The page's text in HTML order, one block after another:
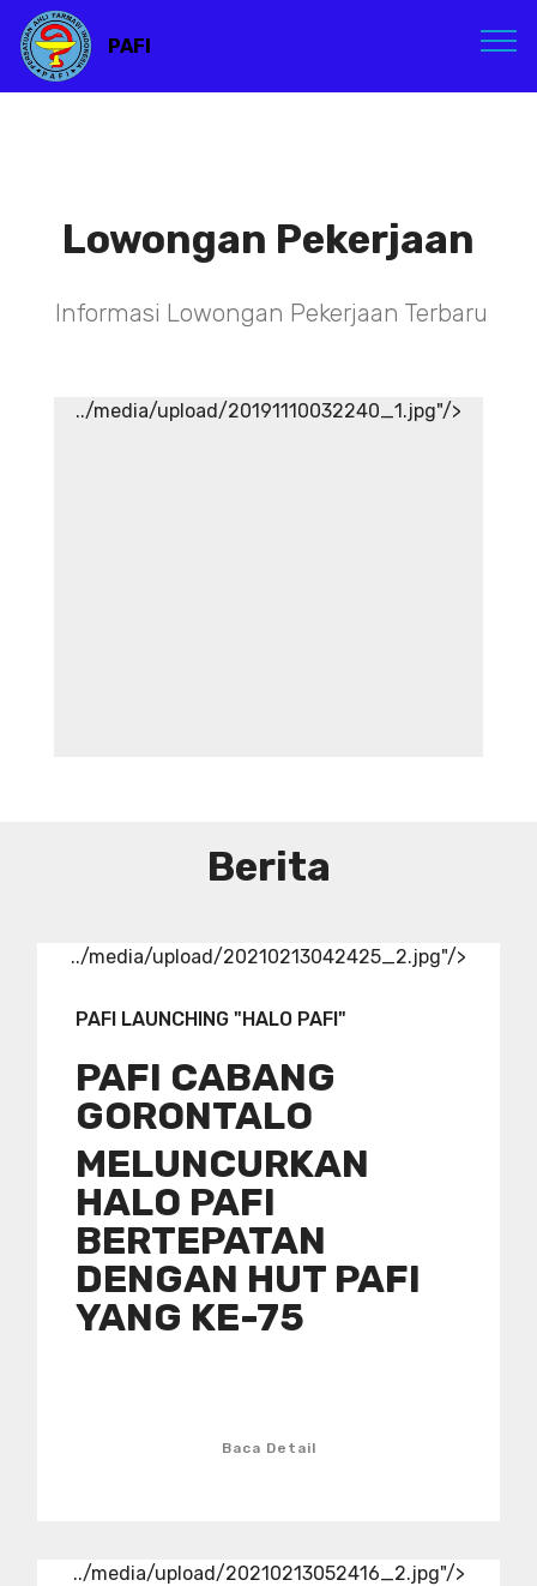
PAFI
Lowongan Pekerjaan
Informasi Lowongan Pekerjaan Terbaru
../media/upload/20191110032240_1.jpg"/>
Berita
../media/upload/20210213042425_2.jpg"/>
PAFI LAUNCHING "HALO PAFI"
PAFI CABANG
GORONTALO
MELUNCURKAN
HALO PAFI
BERTEPATAN
DENGAN HUT PAFI
YANG KE-75
Baca Detail
../media/upload/20210213052416_2.jpg"/>